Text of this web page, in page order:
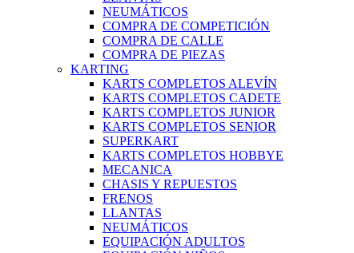
NEUMÁTICOS
COMPRA DE COMPETICIÓN
COMPRA DE CALLE
COMPRA DE PIEZAS
KARTING
KARTS COMPLETOS ALEVÍN
KARTS COMPLETOS CADETE
KARTS COMPLETOS JUNIOR
KARTS COMPLETOS SENIOR
SUPERKART
KARTS COMPLETOS HOBBYE
MECANICA
CHASIS Y REPUESTOS
FRENOS
LLANTAS
NEUMÁTICOS
EQUIPACIÓN ADULTOS